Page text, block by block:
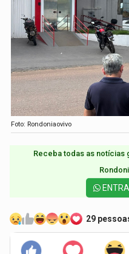
Foto: Rondoniaovivo
Receba todas as notícias
29